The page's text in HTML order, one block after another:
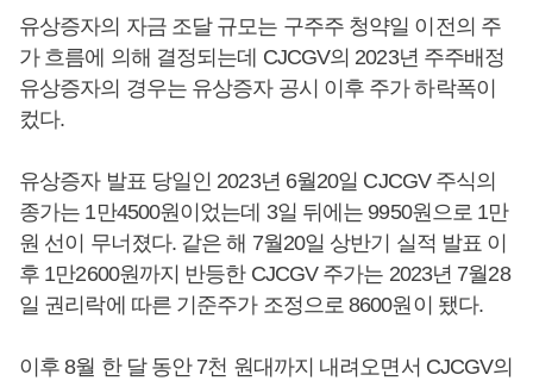
유상증자의 자금 조달 규모는 구주주 청약일 이전의 주
가 흐름에 의해 결정되는데 CJCGV의 2023년 주주배정
유상증자의 경우는 유상증자 공시 이후 주가 하락폭이
컸다.
유상증자 발표 당일인 2023년 6월20일 CJCGV 주식의
종가는 1만4500원이었는데 3일 뒤에는 9950원으로 1만
원 선이 무너졌다. 같은 해 7월20일 상반기 실적 발표 이
후 1만2600원까지 반등한 CJCGV 주가는 2023년 7월28
일 권리락에 따른 기준주가 조정으로 8600원이 됐다.
이후 8월 한 달 동안 7천 원대까지 내려오면서 CJCGV의